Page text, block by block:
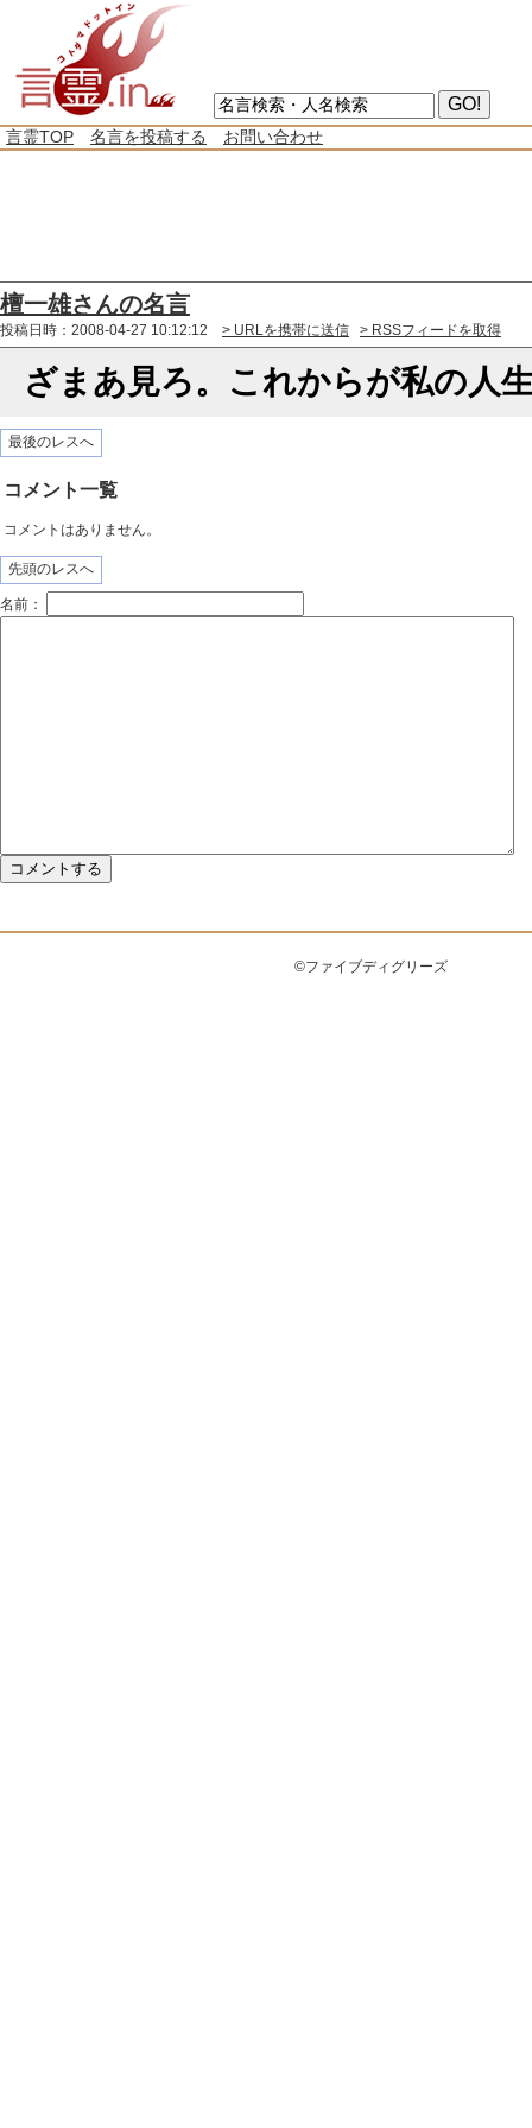
言霊TOP 名言を投稿する お問い合わせ
檀一雄さんの名言
投稿日時：2008-04-27 10:12:12 > URLを携帯に送信 > RSSフィードを取得
ざまあ見ろ。これからが私の人
最後のレスへ
コメント一覧
コメントはありません。
先頭のレスへ
名前：
©ファイブディグリーズ